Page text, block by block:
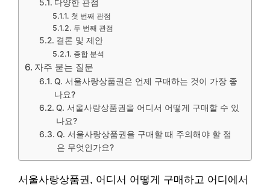
다양한 관점
첫 번째 관점
두 번째 관점
결론 및 제안
종합 분석
자주 묻는 질문
Q. 서울사랑상품권은 언제 구매하는 것이 가장 좋
나요?
Q. 서울사랑상품권을 어디서 어떻게 구매할 수 있
나요?
Q. 서울사랑상품권을 구매할 때 주의해야 할 점
은 무엇인가요?
서울사랑상품권, 어디서 어떻게 구매하고 어디에서